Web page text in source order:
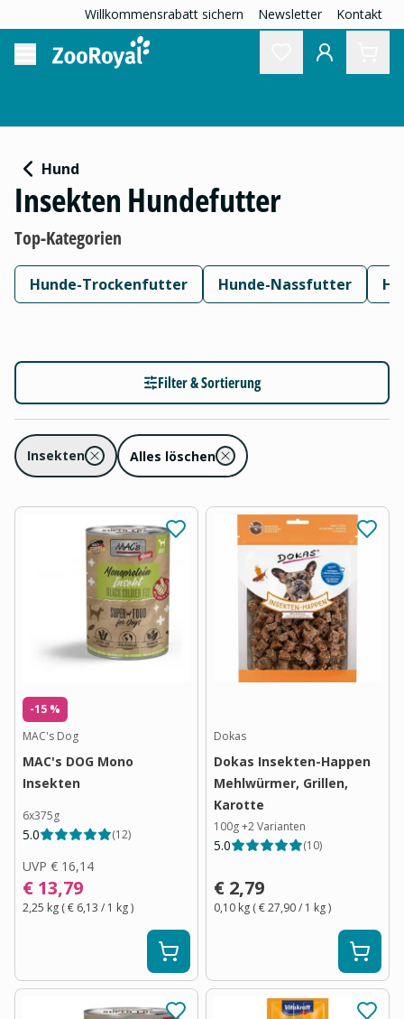
Willkommensrabatt sichern Newsletter Kontakt
Hund
Insekten Hundefutter
Top-Kategorien
Hunde-Trockenfutter Hunde-Nassfutter
Filter & Sortierung
Insekten Alles löschen
-15 %
MAC's Dog
MAC's DOG Mono
Insekten
6x375g
5.0 (12)
UVP € 16,14
€ 13,79
2,25 kg (€ 6,13 / 1 kg)
Dokas
Dokas Insekten-Happen
Mehlwürmer, Grillen,
Karotte
100g+2Varianten
5.0 (10)
€ 2,79
0,10 kg (€ 27,90/ 1 kg)